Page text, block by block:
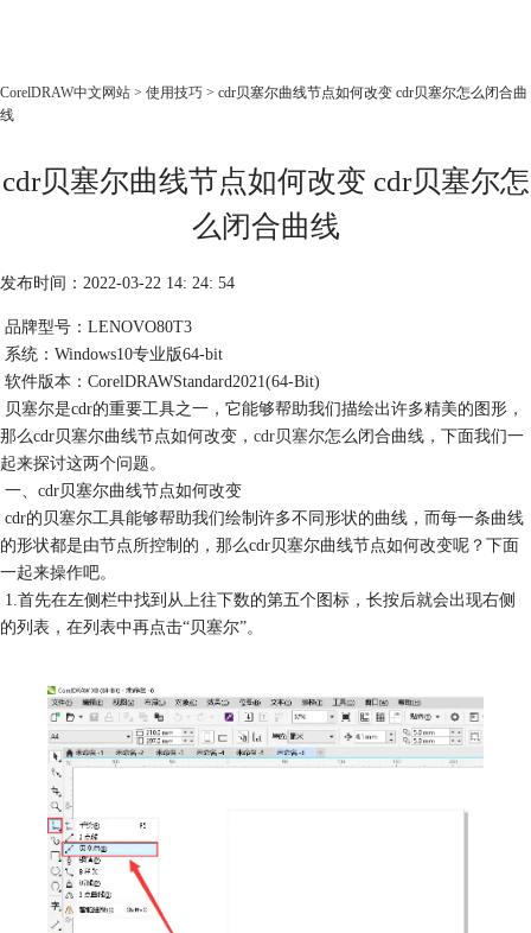
产品
教程
下载
购买
CorelDRAW中文网站 > 使用技巧 > cdr贝塞尔曲线节点如何改变 cdr贝塞尔怎么闭合曲
线
cdr贝塞尔曲线节点如何改变 cdr贝塞尔怎
么闭合曲线
发布时间：2022-03-22 14: 24: 54
品牌型号：LENOVO80T3
系统：Windows10专业版64-bit
软件版本：CorelDRAWStandard2021(64-Bit)
贝塞尔是cdr的重要工具之一，它能够帮助我们描绘出许多精美的图形，
那么cdr贝塞尔曲线节点如何改变， cdr贝塞尔怎么闭合曲线，下面我们一
起来探讨这两个问题。
一、cdr贝塞尔曲线节点如何改变
cdr的贝塞尔工具能够帮助我们绘制许多不同形状的曲线，而每一条曲线
的形状都是由节点所控制的，那么cdr贝塞尔曲线节点如何改变呢？下面
一起来操作吧。
1.首先在左侧栏中找到从上往下数的第五个图标，长按后就会出现右侧
的列表，在列表中再点击“贝塞尔”。